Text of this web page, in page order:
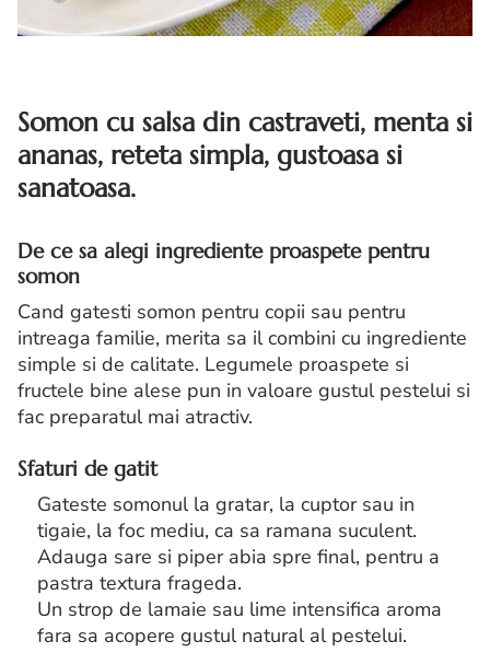
Somon cu salsa din castraveti, menta si
ananas, reteta simpla, gustoasa si
sanatoasa.
De ce sa alegi ingrediente proaspete pentru
somon
Cand gatesti somon pentru copii sau pentru
intreaga familie, merita sa il combini cu ingrediente
simple si de calitate. Legumele proaspete si
fructele bine alese pun in valoare gustul pestelui si
fac preparatul mai atractiv.
Sfaturi de gatit
Gateste somonul la gratar, la cuptor sau in
tigaie, la foc mediu, ca sa ramana suculent.
Adauga sare si piper abia spre final, pentru a
pastra textura frageda.
Un strop de lamaie sau lime intensifica aroma
fara sa acopere gustul natural al pestelui.